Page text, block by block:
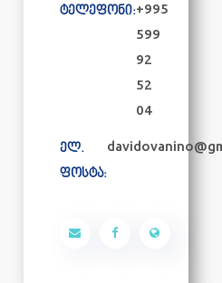
ტელეფონი:+995
599
92
52
04
ელ.
ფოსტა: